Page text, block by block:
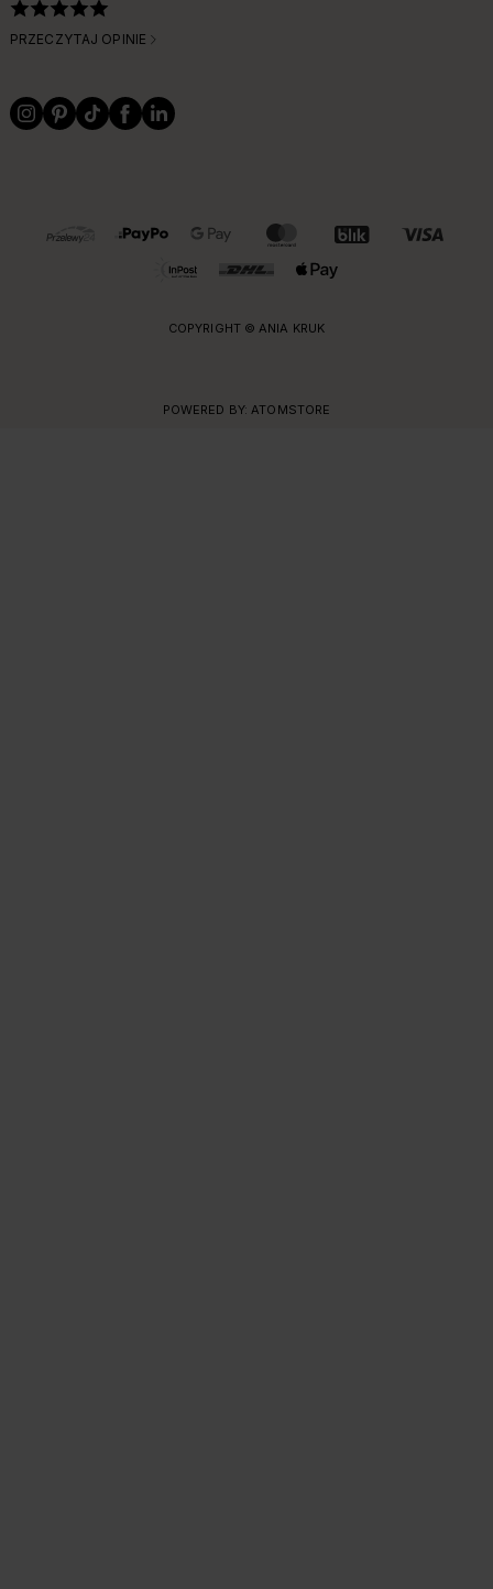
PRZECZYTAJ OPINIE
OBSŁUGIWANE FORMY PŁATNOŚCI I DOSTAWY
COPYRIGHT © ANIA KRUK
POWERED BY: ATOMSTORE